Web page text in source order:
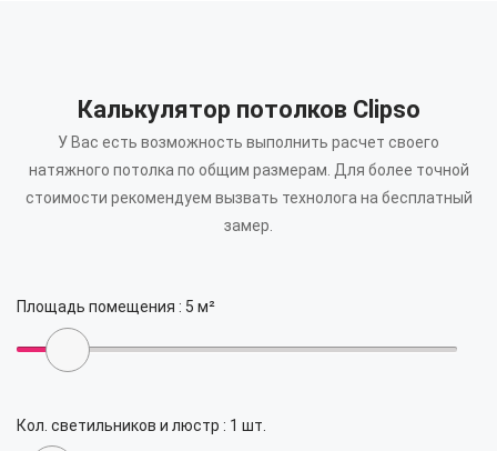
Калькулятор потолков Clipso
У Вас есть возможность выполнить расчет своего
натяжного потолка по общим размерам. Для более точной
стоимости рекомендуем вызвать технолога на бесплатный
замер.
Площадь помещения : 5 м²
Кол. светильников и люстр : 1 шт.